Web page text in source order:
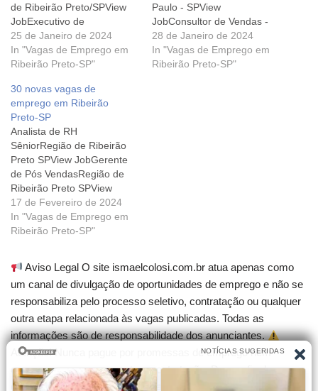
de Ribeirão Preto/SPView
JobExecutivo de
ContasRibeirão Preto
(SP)View JobTécnico
Eletrônico (Bancada)
JobTécnico Eletrônico
JRSão Paulo - SPView
JobTécnico de Manutenção
de Compressores de ar
ParafusoRibeirão Preto
(SP)View JobAnalista
Desenvolvedor TOTVS
Protheus PlenoRibeirão
Preto - SPView Job Diretor
Industrial
25 de Janeiro de 2024
In "Vagas de Emprego em
Ribeirão Preto-SP"
Paulo - SPView
JobConsultor de Vendas -
Móveis PlanejadosRibeirão
Preto View JobSupply
ChainRibeirão Preto
28 de Janeiro de 2024
In "Vagas de Emprego em
Ribeirão Preto-SP"
30 novas vagas de
emprego em Ribeirão
Preto-SP
Analista de RH
SêniorRegião de Ribeirão
Preto SPView JobGerente
de Pós VendasRegião de
Ribeirão Preto SPView
JobTécnico de manutenção
em compressores de ar
parafuso Americana - SP
(fertilizantes)Araçatuba - SP
View JobEngenheiro
Agrônomo de vendas
(fertilizantes) Marília - SP
View JobEngenheiro
Agrônomo de vendas
(fertilizantes)Campinas…
17 de Fevereiro de 2024
In "Vagas de Emprego em
Ribeirão Preto-SP"
Aviso Legal O site ismaelcolosi.com.br atua apenas como
um canal de divulgação de oportunidades de emprego e não se
responsabiliza pelo processo seletivo, contratação ou qualquer
outra etapa relacionada às vagas publicadas. Todas as
informações são de responsabilidade dos anunciantes.
Atenção! Nunca pague por promessas de emprego nem
compre cursos que garantam contratação. Desconfie de
qualquer cobrança para participar de seleções.